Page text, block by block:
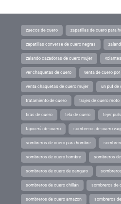
zuecos de cuero zapatillas de cuero para
zapatillas converse de cuero negras
zalando cazadoras de cuero mujer
ver chaquetas de cuero venta de cuero
venta chaquetas de cuero mujer un puf de
tratamiento de cuero trajes de cuero moto
tiras de cuero tela de cuero tejer
tapicería de cuero sombreros de cuero
sombreros de cuero para hombre
sombreros de cuero hombre sombreros
sombreros de cuero de canguro
sombreros de cuero chillán sombreros de
sombreros de cuero amazon sombreros